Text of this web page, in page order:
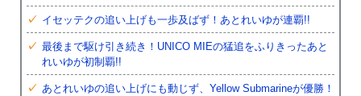
イセッテクの追い上げも一歩及ばず！あとれいゆが連覇!!
最後まで駆け引き続き！UNICO MIEの猛追をふりきったあと
れいゆが初制覇!!
あとれいゆの追い上げにも動じず、Yellow Submarineが優勝！